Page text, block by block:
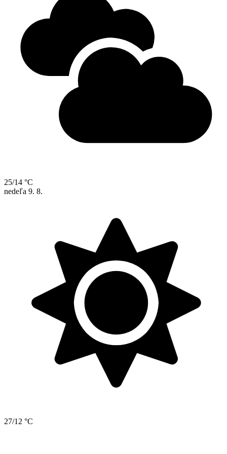
25/14 °C
nedeľa 9. 8.
27/12 °C